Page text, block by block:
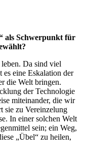
als Schwerpunkt für
Da sind viel
eine Eskalation der
die Welt bringen.
der Technologie
miteinander, die wir
sie zu Vereinzelung
In einer solchen Welt
sein; ein Weg,
„Übel“ zu heilen,